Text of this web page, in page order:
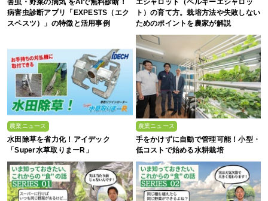
害虫・野菜の病気 をAIで無料診断！
病害虫診断アプリ「EXPESTS（エク
スペスツ）」の特徴と活用事例
エシャロット（ベルギーエシャロッ
ト）の育て方。栽培方法や失敗しない
ためのポイントを農家が解説
農業ニュース
水田除草を省力化！アイデック
「Super水草取りまーR」
農業ニュース
手をかけずに自動で管理可能！小型・
低コストで始める水耕栽培